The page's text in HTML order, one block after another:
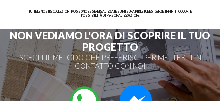
TUTTE LE NOSTRE COLLEZIONI POSSONO ESSERE REALIZZATE SU MISURA PER LE TUE ESIGENZE, INFINITI COLORI E
POSSIBILITÀ DI PERSONALIZZAZIONE
NON VEDIAMO L'ORA DI SCOPRIRE IL TUO
PROGETTO
SCEGLI IL METODO CHE PREFERISCI PER METTERTI IN
CONTATTO CON NOI